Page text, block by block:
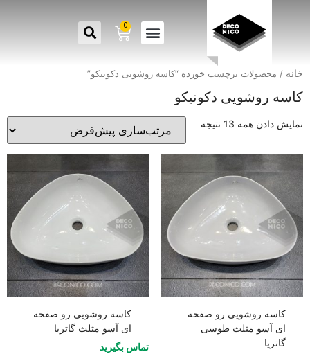
0
خانه / محصولات برچسب خورده “کاسه روشویی دکونیکو”
کاسه روشویی دکونیکو
نمایش دادن همه 13 نتیجه
کاسه روشویی رو صفحه
ای آسو مثلث طوسی
گاتریا
کاسه روشویی رو صفحه
ای آسو مثلث گاتریا
تماس بگیرید